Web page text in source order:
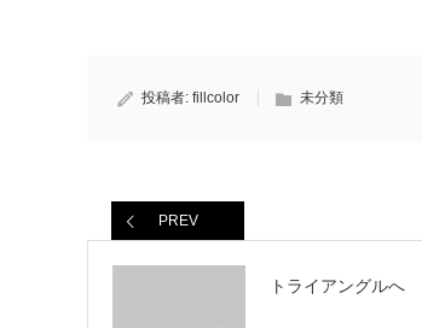
投稿者: fillcolor 未分類
PREV
トライアングルへ